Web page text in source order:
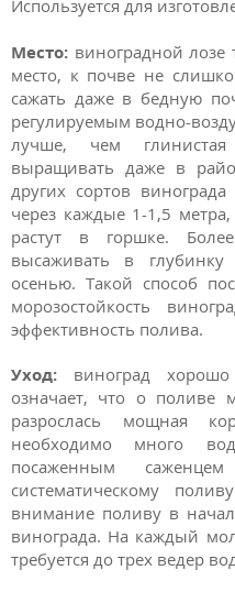
Используется для
Место: виноградной лозе
место, к почве не
сажать даже в бедную
регулируемым водно-
лучше, чем
выращивать даже в
других сортов
через каждые 1-1,5
растут в горшке.
высаживать в
осенью. Такой способ
морозостойкость
эффективность полива.
Уход: виноград
означает, что о поливе
разрослась мощная
необходимо много
посаженным
систематическому
внимание поливу в
винограда. На каждый
требуется до трех ведер